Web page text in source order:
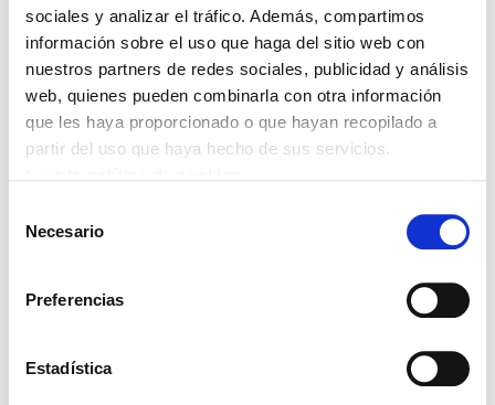
sociales y analizar el tráfico. Además, compartimos
información sobre el uso que haga del sitio web con
nuestros partners de redes sociales, publicidad y análisis
web, quienes pueden combinarla con otra información
que les haya proporcionado o que hayan recopilado a
partir del uso que haya hecho de sus servicios.
Necesario
Preferencias
Estadística
POLÍTICA DE COOKIES
CANAL DE INFORMACIÓN
POLÍTICA DE PRIVACIDAD
MAPA DEL SITIO
ACCESIBILIDAD
Telf. +34 94 403 77 99
Contacto